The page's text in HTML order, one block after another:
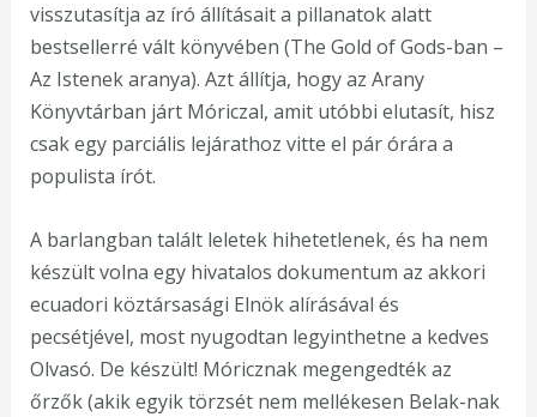
visszutasítja az író állításait a pillanatok alatt
bestsellerré vált könyvében (The Gold of Gods-ban –
Az Istenek aranya). Azt állítja, hogy az Arany
Könyvtárban járt Móriczal, amit utóbbi elutasít, hisz
csak egy parciális lejárathoz vitte el pár órára a
populista írót.
A barlangban talált leletek hihetetlenek, és ha nem
készült volna egy hivatalos dokumentum az akkori
ecuadori köztársasági Elnök alírásával és
pecsétjével, most nyugodtan legyinthetne a kedves
Olvasó. De készült! Móricznak megengedték az
őrzők (akik egyik törzsét nem mellékesen Belak-nak